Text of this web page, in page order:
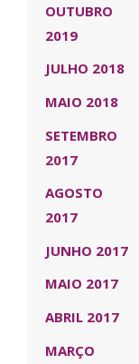
OUTUBRO
2019
JULHO 2018
MAIO 2018
SETEMBRO
2017
AGOSTO
2017
JUNHO 2017
MAIO 2017
ABRIL 2017
MARÇO